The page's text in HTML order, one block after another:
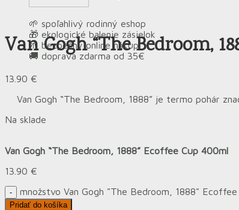
🌱 spoľahlivý rodinný eshop
🎁 ekologické balenie zásielok
🌱 bezpečný online nákup
🚚 doprava zdarma od 35€
Van Gogh “The Bedroom,
13.90 €
Van Gogh “The Bedroom, 1888” je termo pohár
Na sklade
Van Gogh “The Bedroom, 1888” Ecoffee Cup 400ml
13.90 €
množstvo Van Gogh "The Bedroom, 1888"
Pridať do košíka